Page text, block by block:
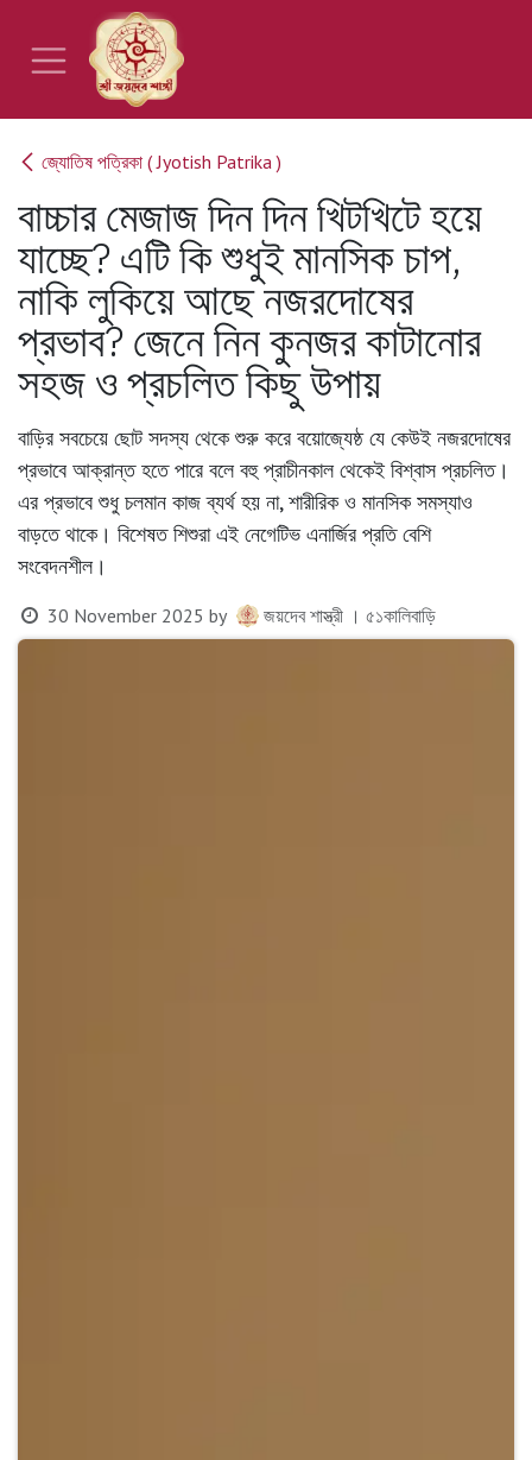
Skip to Content
জ্যোতিষ পত্রিকা ( Jyotish Patrika )
বাচ্চার মেজাজ দিন দিন খিটখিটে হয়ে
যাচ্ছে? এটি কি শুধুই মানসিক চাপ,
নাকি লুকিয়ে আছে নজরদোষের
প্রভাব? জেনে নিন কুনজর কাটানোর
সহজ ও প্রচলিত কিছু উপায়
বাড়ির সবচেয়ে ছোট সদস্য থেকে শুরু করে বয়োজ্যেষ্ঠ যে কেউই নজরদোষের
প্রভাবে আক্রান্ত হতে পারে বলে বহু প্রাচীনকাল থেকেই বিশ্বাস প্রচলিত।
এর প্রভাবে শুধু চলমান কাজ ব্যর্থ হয় না, শারীরিক ও মানসিক সমস্যাও
বাড়তে থাকে। বিশেষত শিশুরা এই নেগেটিভ এনার্জির প্রতি বেশি
সংবেদনশীল।
30 November 2025 by জয়দেব শাস্ত্রী । ৫১কালিবাড়ি